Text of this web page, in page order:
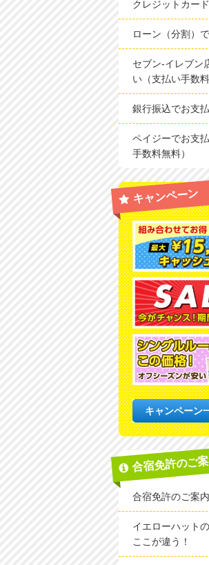
クレジットカー
ローン（分割）
セブン-イレブン
い（支払い手数料
銀行振込でお支
ペイジーでお支
手数料無料）
キャンペーン
キャンペーン
合宿免許のご
合宿免許のご案
イエローハット
ここが違う！